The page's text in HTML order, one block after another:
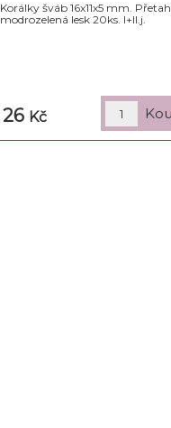
Korálky šváb 16x11x5 mm. Přetah
modrozelená lesk 20ks. I+II.j.
26 Kč